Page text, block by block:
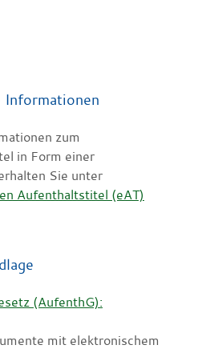
Informationen
zum
in Form einer
Sie unter
Aufenthaltstitel (eAT)
(AufenthG):
mit elektronischem